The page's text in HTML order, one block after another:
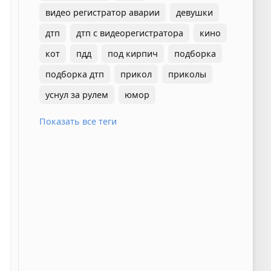
видео регистратор аварии
девушки
дтп
дтп с видеорегистратора
кино
кот
пдд под кирпич
подборка
подборка дтп
прикол
приколы
уснул за рулем
юмор
Показать все теги